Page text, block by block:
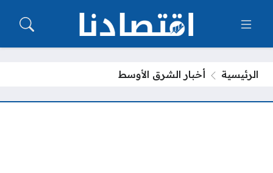
الرئيسية أخبار الشرق الأوسط